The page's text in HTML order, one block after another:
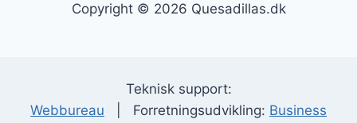
Copyright © 2026 Quesadillas.dk
Teknisk support:
Webbureau | Forretningsudvikling: Business